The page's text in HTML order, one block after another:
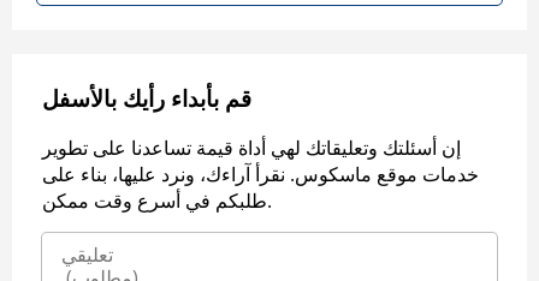
قم بأبداء رأيك بالأسفل
إن أسئلتك وتعليقاتك لهي أداة قيمة تساعدنا على تطوير
خدمات موقع ماسكوس. نقرأ آراءك، ونرد عليها، بناء على
طلبكم في أسرع وقت ممكن.